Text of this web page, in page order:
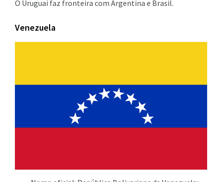
O Uruguai faz fronteira com Argentina e Brasil.
Venezuela